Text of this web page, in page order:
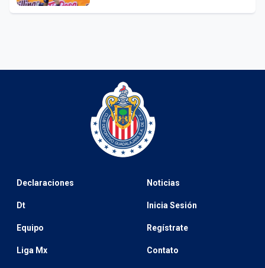
Declaraciones
Dt
Equipo
Liga Mx
Noticias
Inicia Sesión
Regístrate
Contato